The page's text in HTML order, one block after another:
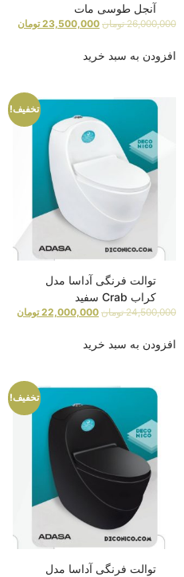
آنجل طوسی مات
26,000,000 تومان 23,500,000 تومان
افزودن به سبد خرید
تخفیف!
توالت فرنگی آداسا مدل
کراب Crab سفید
24,500,000 تومان 22,000,000 تومان
افزودن به سبد خرید
تخفیف!
توالت فرنگی آداسا مدل